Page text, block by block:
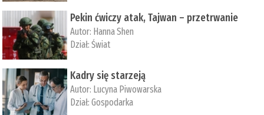
Pekin ćwiczy atak, Tajwan – przetrwanie
Autor: ­Hanna Shen
Dział:Świat
Kadry się starzeją
Autor: Lucyna Piwowarska
Dział:Gospodarka